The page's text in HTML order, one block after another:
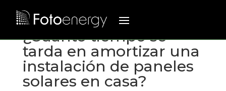
¿Cuánto tiempo se
tarda en amortizar una
instalación de paneles
solares en casa?